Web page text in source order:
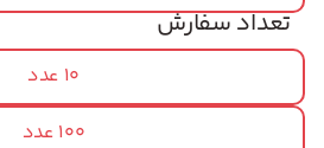
تعداد سفارش
10 عدد
100 عدد